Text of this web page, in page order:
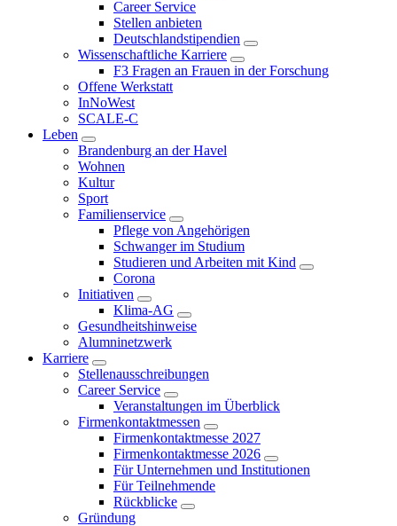
Career Service
Stellen anbieten
Deutschlandstipendien
Wissenschaftliche Karriere
F3 Fragen an Frauen in der Forschung
Offene Werkstatt
InNoWest
SCALE-C
Leben
Brandenburg an der Havel
Wohnen
Kultur
Sport
Familienservice
Pflege von Angehörigen
Schwanger im Studium
Studieren und Arbeiten mit Kind
Corona
Initiativen
Klima-AG
Gesundheitshinweise
Alumninetzwerk
Karriere
Stellenausschreibungen
Career Service
Veranstaltungen im Überblick
Firmenkontaktmessen
Firmenkontaktmesse 2027
Firmenkontaktmesse 2026
Für Unternehmen und Institutionen
Für Teilnehmende
Rückblicke
Gründung